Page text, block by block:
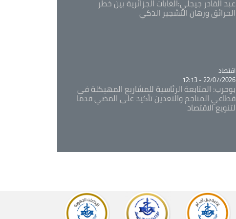
عبد القادر جيجلي:الغابات الجزائرية بين خطر
الحرائق ورهان التشجير الذكي
Catégorie
اقتصاد
22/07/2026 - 12:13
بوحرب: المتابعة الرئاسية للمشاريع المهيكلة في
قطاعي المناجم والتعدين تأكيد على المضي قدما
لتنويع الاقتصاد